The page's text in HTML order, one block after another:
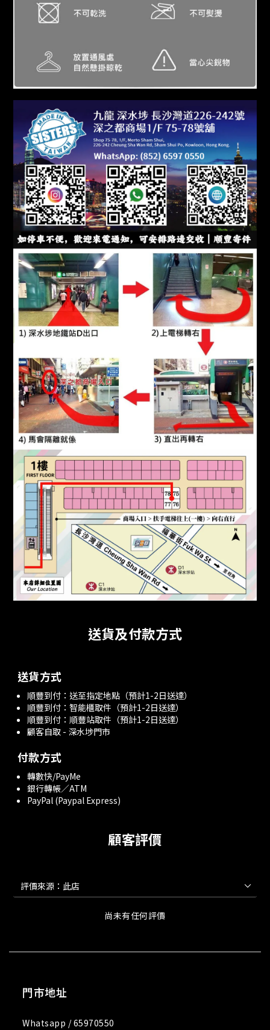
送貨及付款方式
送貨方式
順豐到付：送至指定地點（預計1-2日送達）
順豐到付：智能櫃取件（預計1-2日送達）
順豐到付：順豐站取件（預計1-2日送達）
顧客自取 - 深水埗門市
付款方式
轉數快/PayMe
銀行轉帳／ATM
PayPal (Paypal Express)
顧客評價
尚未有任何評價
門市地址
Whatsapp /65970550